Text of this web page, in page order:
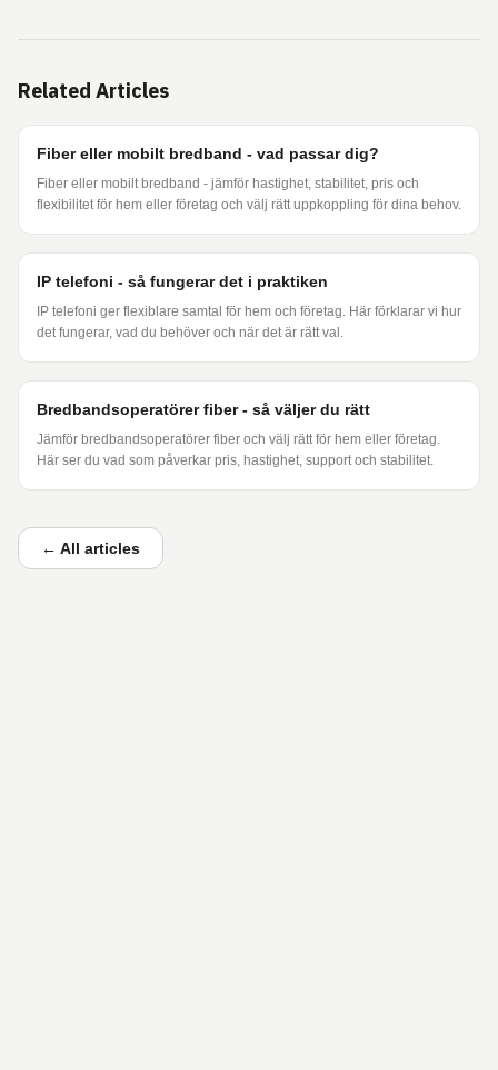
Related Articles
Fiber eller mobilt bredband - vad passar dig?
Fiber eller mobilt bredband - jämför hastighet, stabilitet, pris och
flexibilitet för hem eller företag och välj rätt uppkoppling för dina behov.
IP telefoni - så fungerar det i praktiken
IP telefoni ger flexiblare samtal för hem och företag. Här förklarar vi hur
det fungerar, vad du behöver och när det är rätt val.
Bredbandsoperatörer fiber - så väljer du rätt
Jämför bredbandsoperatörer fiber och välj rätt för hem eller företag.
Här ser du vad som påverkar pris, hastighet, support och stabilitet.
← All articles